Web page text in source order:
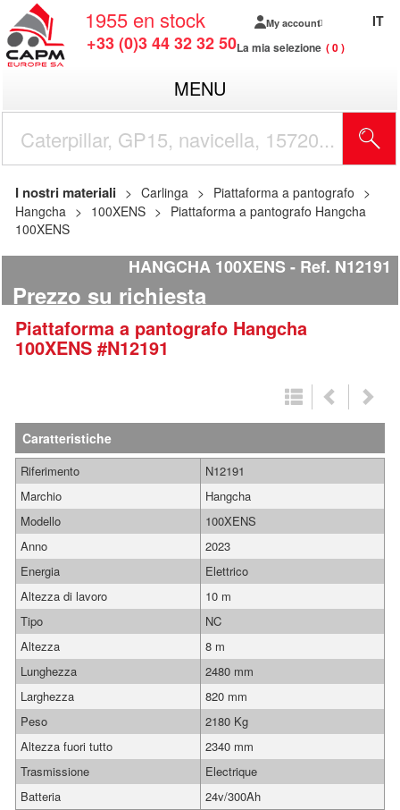
1955 en stock
+33 (0)3 44 32 32 50
My account
La mia selezione 0
IT
MENU
I nostri materiali Carlinga
Piattaforma a pantografo
Hangcha
100XENS
Piattaforma a pantografo Hangcha
100XENS
HANGCHA 100XENS Ref. N12191
Prezzo su richiesta
Piattaforma a pantografo Hangcha
100XENS #N12191
Caratteristiche
Riferimento
N12191
Marchio
Hangcha
Modello
100XENS
Anno
2023
Energia
Elettrico
Altezza di lavoro
10 m
Tipo
NC
Altezza
8 m
Lunghezza
2480 mm
Larghezza
820 mm
Peso
2180 Kg
Altezza fuori tutto
2340 mm
Trasmissione
Electrique
Batteria
24v/300Ah